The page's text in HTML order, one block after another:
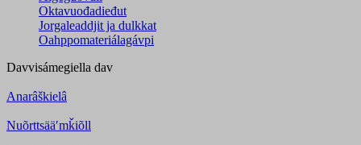
Oktavuođadieđut
Jorgaleaddjit ja dulkkat
Oahppomateriálagávpi
Davvisámegiella dav
Anarâškielâ
Nuõrttsääʹmǩiõll